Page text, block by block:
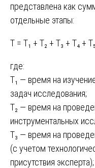
представлена как
отдельные этапы:
T = T₁ + T₂ + T₃ + T₄ +
где:
T₁ — время на
задач исследования;
T₂ — время на
инструментальных
T₃ — время на
(с учетом
присутствия эксперта);